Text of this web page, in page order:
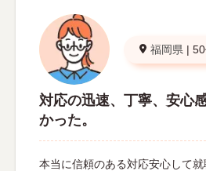
福岡県 |
対応の迅速、丁寧、安心
かった。
本当に信頼のある対応安心して